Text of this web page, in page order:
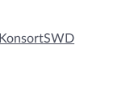
KonsortSWD